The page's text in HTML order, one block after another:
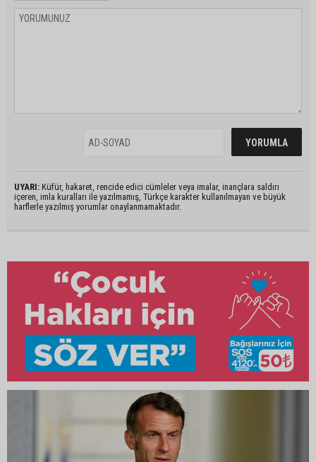
UYARI: Küfür, hakaret, rencide edici cümleler veya imalar, inançlara saldırı
içeren, imla kuralları ile yazılmamış, Türkçe karakter kullanılmayan ve büyük
harflerle yazılmış yorumlar onaylanmamaktadır.